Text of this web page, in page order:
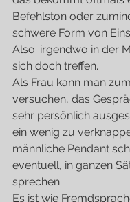
Befehlston oder
schwere Form von
Also: irgendwo in der
sich doch treffen.
Als Frau kann man
versuchen, das
sehr persönlich
ein wenig zu
männliche Pendant
eventuell, in ganzen
sprechen
Es ist wie